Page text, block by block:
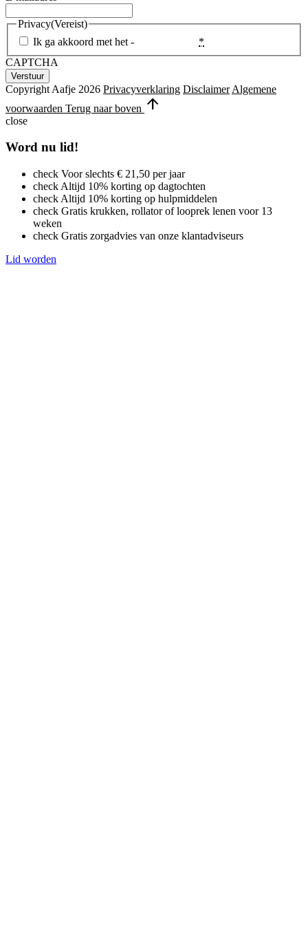
Privacy(Vereist)
Ik ga akkoord met het -
*
CAPTCHA
Copyright Aafje 2026 Privacyverklaring Disclaimer Algemene
voorwaarden Terug naar boven arrow_upward
close
Word nu lid!
check Voor slechts € 21,50 per jaar
check Altijd 10% korting op dagtochten
check Altijd 10% korting op hulpmiddelen
check Gratis krukken, rollator of looprek lenen voor 13
weken
check Gratis zorgadvies van onze klantadviseurs
Lid worden